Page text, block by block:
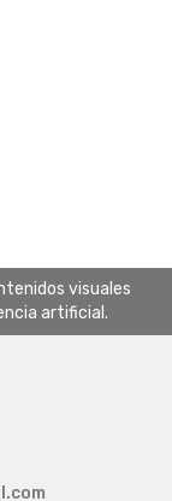
visuales
artificial.